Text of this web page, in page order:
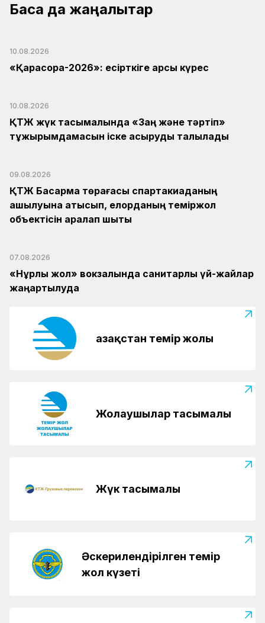
Басқа да жаңалықтар
10.08.2026
«Қарасора-2026»: есірткіге қарсы күрес
10.08.2026
ҚТЖ жүк тасымалында «Заң және тәртіп»
тұжырымдамасын іске асыруды талқылады
09.08.2026
ҚТЖ Басқарма төрағасы спартакиаданың
ашылуына қатысып, елорданың теміржол
объектісін аралап шықты
07.08.2026
«Нұрлы жол» вокзалында санитарлық үй-жайлар
жаңартылуда
Қазақстан темір жолы
Жолаушылар тасымалы
Жүк тасымалы
Әскерилендірілген темір
жол күзеті